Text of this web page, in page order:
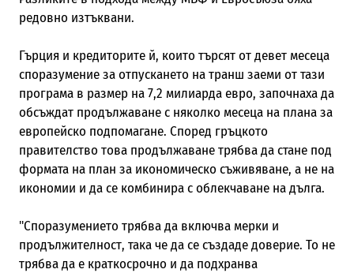
редовно изтъквани.
Гърция и кредиторите й, които търсят от девет месеца
споразумение за отпускането на транш заеми от тази
програма в размер на 7,2 милиарда евро, започнаха да
обсъждат продължаване с няколко месеца на плана за
европейско подпомагане. Според гръцкото
правителство това продължаване трябва да стане под
формата на план за икономическо съживяване, а не на
икономии и да се комбинира с облекчаване на дълга.
"Споразумението трябва да включва мерки и
продължителност, така че да се създаде доверие. То не
трябва да е краткосрочно и да подхранва